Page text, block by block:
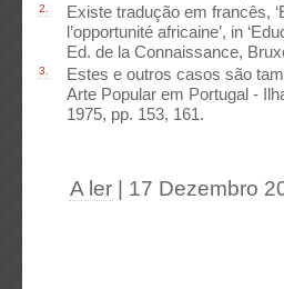
2.
Existe tradução em francês,
l’opportunité africaine’, in
Ed. de la Connaissance,
3.
Estes e outros casos são
Arte Popular em Portugal -
1975, pp. 153, 161.
A ler | 17 Dezembro